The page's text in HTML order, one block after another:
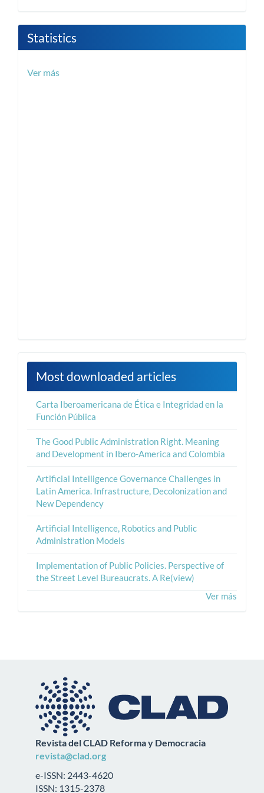
Statistics
Ver más
Most downloaded articles
Carta Iberoamericana de Ética e Integridad en la
Función Pública
The Good Public Administration Right. Meaning
and Development in Ibero-America and Colombia
Artificial Intelligence Governance Challenges in
Latin America. Infrastructure, Decolonization and
New Dependency
Artificial Intelligence, Robotics and Public
Administration Models
Implementation of Public Policies. Perspective of
the Street Level Bureaucrats. A Re(view)
Ver más
Revista del CLAD Reforma y Democracia
revista@clad.org
e-ISSN: 2443-4620
ISSN: 1315-2378